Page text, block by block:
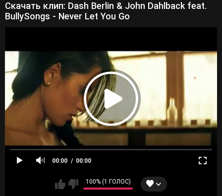
Скачать клип: Dash Berlin & John Dahlback feat.
BullySongs - Never Let You Go
00:00 00:00
100% (1 ГОЛОС)